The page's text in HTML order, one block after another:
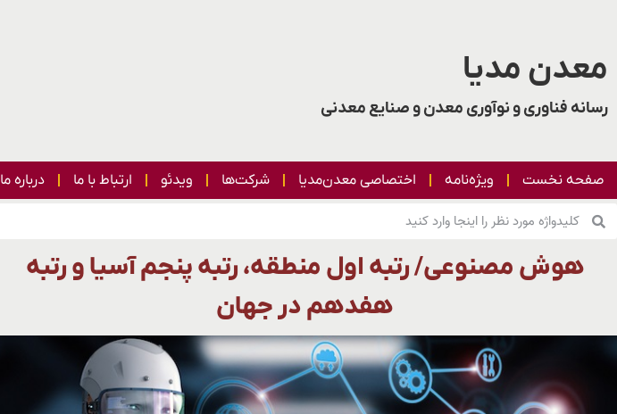
معدن مدیا
رسانه فناوری و نوآوری معدن و صنایع معدنی
صفحه نخست ویژه‌نامه اختصاصی معدن‌مدیا شرکت‌ها ویدئو ارتباط با ما درباره ما
هوش مصنوعی/ رتبه اول منطقه، رتبه پنجم آسیا و رتبه
هفدهم در جهان